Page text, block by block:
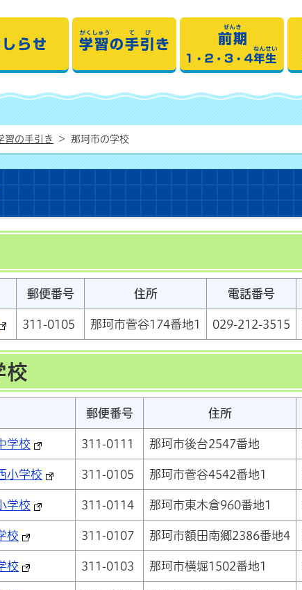
教育 学習の手引き
学習の手引き
習の手引き > 那珂市の学校
郵便番号 住所 電話番号
311-0105 那珂市菅谷174番地1 029-212-3515
校
郵便番号 住所
学校 311-0111 那珂市後台2547番地
小学校 311-0105 那珂市菅谷4542番地1
学校 311-0114 那珂市東木倉960番地1
校 311-0107 那珂市額田南郷2386番地4
校 311-0103 那珂市横堀1502番地1